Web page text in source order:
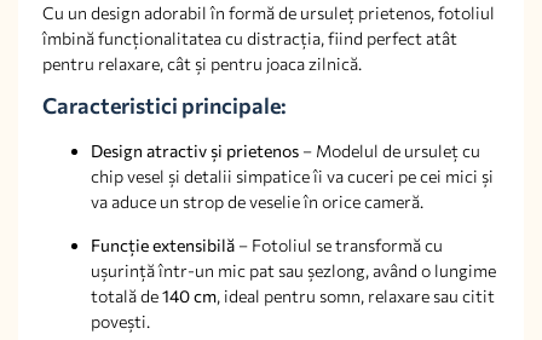
Cu un design adorabil în formă de ursuleț prietenos, fotoliul
îmbină funcționalitatea cu distracția, fiind perfect atât
pentru relaxare, cât și pentru joaca zilnică.
Caracteristici principale:
Design atractiv și prietenos – Modelul de ursuleț cu
chip vesel și detalii simpatice îi va cuceri pe cei mici și
va aduce un strop de veselie în orice cameră.
Funcție extensibilă – Fotoliul se transformă cu
ușurință într-un mic pat sau șezlong, având o lungime
totală de140 cm, ideal pentru somn, relaxare sau citit
povești.